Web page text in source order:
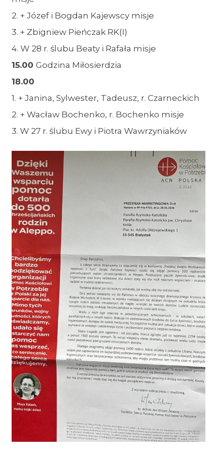
2. + Józef i Bogdan Kajewscy misje
3. + Zbigniew Pieńczak RK(I)
4. W 28 r. ślubu Beaty i Rafała misje
15.00 Godzina Miłosierdzia
18.00
1. + Janina, Sylwester, Tadeusz, r. Czarneckich
2. + Wacław Bochenko, r. Bochenko misje
3. W 27 r. ślubu Ewy i Piotra Wawrzyniaków